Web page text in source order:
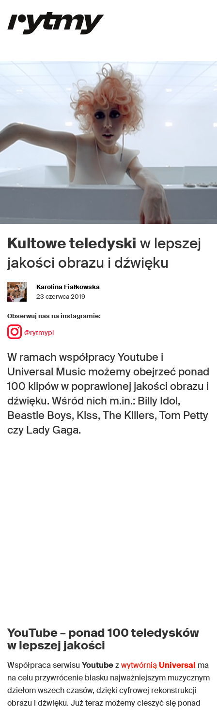
Kultowe teledyski w lepszej
jakości obrazu i dźwięku
Karolina Fiałkowska
23 czerwca 2019
Obserwuj nas na instagramie:
@rytmypl
W ramach współpracy Youtube i
Universal Music możemy obejrzeć ponad
100 klipów w poprawionej jakości obrazu i
dźwięku. Wśród nich m.in.: Billy Idol,
Beastie Boys, Kiss, The Killers, Tom Petty
czy Lady Gaga.
YouTube – ponad 100 teledysków
w lepszej jakości
Współpraca serwisu YoutubezwytwórniąUniversal ma
na celu przywrócenie blasku najważniejszym muzycznym
dziełom wszech czasów, dzięki cyfrowej rekonstrukcji
obrazu i dźwięku. Już teraz możemy cieszyć się ponad